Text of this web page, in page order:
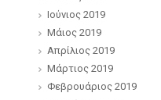
Ιούνιος 2019
Μάιος 2019
Απρίλιος 2019
Μάρτιος 2019
Φεβρουάριος 2019